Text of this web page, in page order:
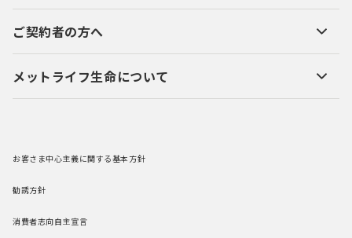
ご契約者の方へ
メットライフ生命について
お客さま中心主義に関する基本方針
勧誘方針
消費者志向自主宣言